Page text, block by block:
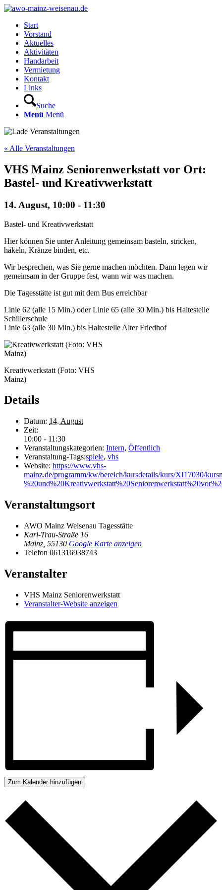
Start
Vorstand
Aktuelles
Aktivitäten
Handarbeit
Vermietung
Kontakt
Links
Suche
Menü Menü
« Alle Veranstaltungen
VHS Mainz Seniorenwerkstatt vor Ort:
Bastel- und Kreativwerkstatt
14. August, 10:00 - 11:30
Bastel- und Kreativwerkstatt
Hier können Sie unter Anleitung gemeinsam basteln, stricken,
häkeln, Kränze binden, etc.
Wir besprechen, was Sie gerne machen möchten. Dann legen wir
gemeinsam in der Gruppe fest, wann wir was machen.
Die Tagesstätte ist gut mit dem Bus erreichbar
Linie 62 (alle 15 Min.) oder Linie 65 (alle 30 Min.) bis Haltestelle
Schillerschule
Linie 63 (alle 30 Min.) bis Haltestelle Alter Friedhof
Kreativwerkstatt (Foto: VHS
Mainz)
Details
Datum: 14. August
Zeit:
10:00 - 11:30
Veranstaltungskategorien: Intern, Öffentlich
Veranstaltung-Tags:spiele, vhs
Website: https://www.vhs-
mainz.de/programm/kw/bereich/kursdetails/kurs/XI17030/
Veranstaltungsort
AWO Mainz Weisenau Tagesstätte
Karl-Trau-Straße 16
Mainz 55130 Google Karte anzeigen
Telefon 061316938743
Veranstalter
VHS Mainz Seniorenwerkstatt
Veranstalter-Website anzeigen
Zum Kalender hinzufügen